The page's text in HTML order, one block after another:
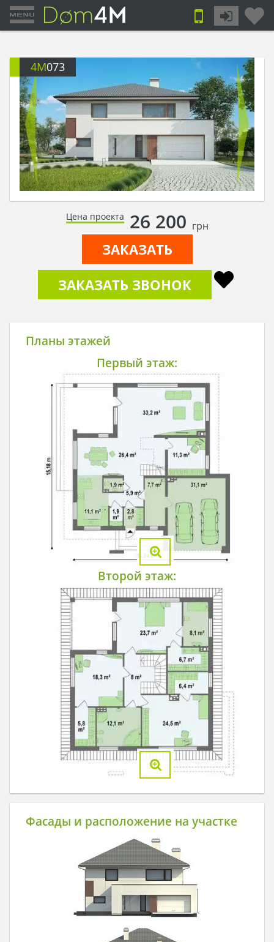
4M073
Цена проекта 26 200 грн
ЗАКАЗАТЬ
ЗАКАЗАТЬ ЗВОНОК
Планы этажей
Первый этаж:
Второй этаж:
Фасады и расположение на участке